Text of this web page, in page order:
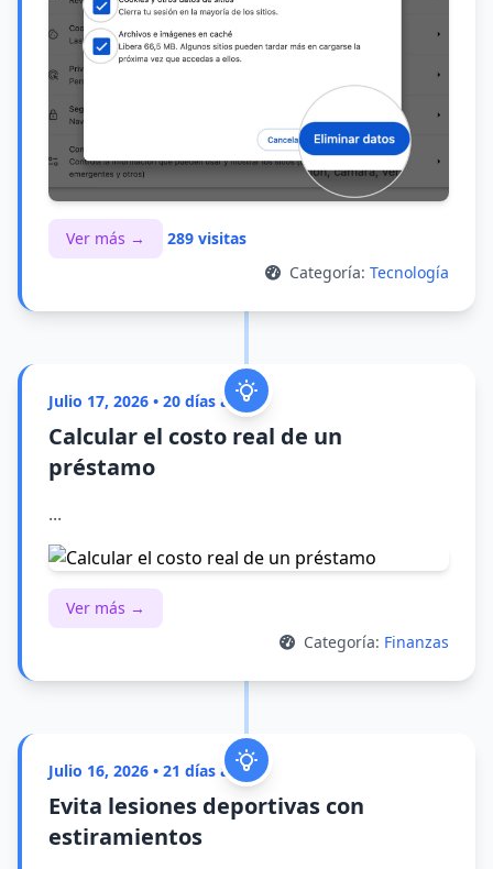
Ver más →
289 visitas
Categoría: Tecnología
Julio 17, 2026 • 20 días atrás
Calcular el costo real de un
préstamo
...
Ver más →
Categoría: Finanzas
Julio 16, 2026 • 21 días atrás
Evita lesiones deportivas con
estiramientos